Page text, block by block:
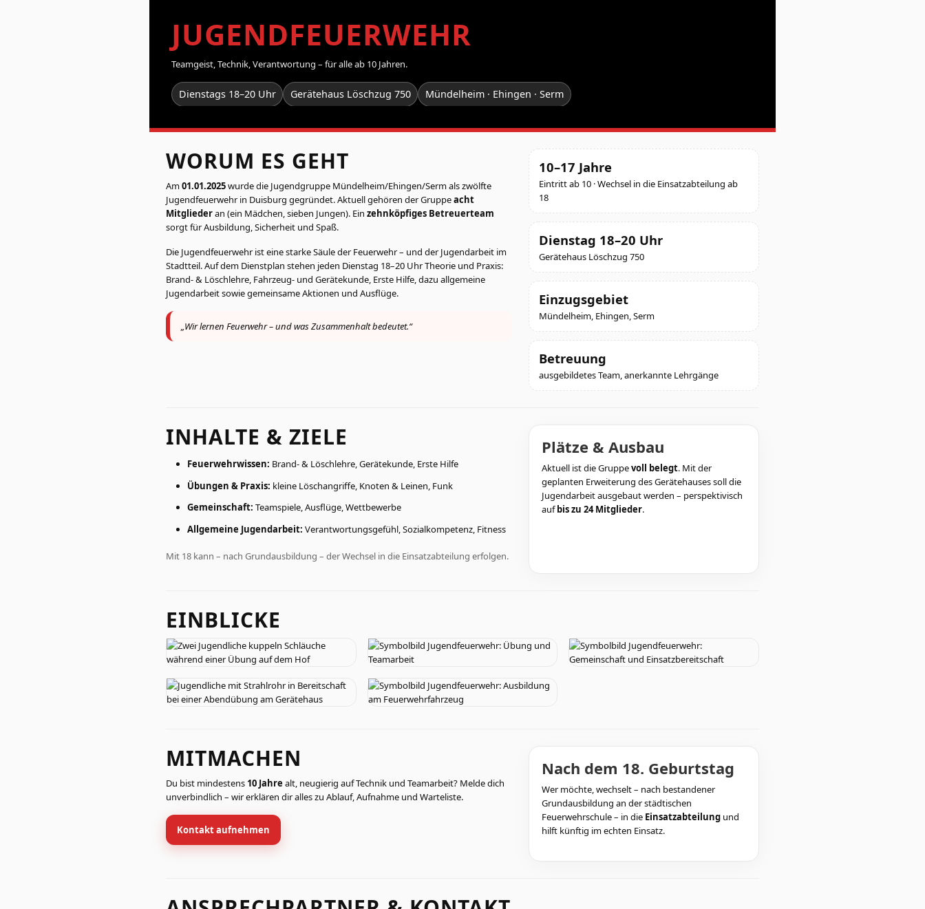
JUGENDFEUERWEHR
Teamgeist, Technik, Verantwortung – für alle ab 10 Jahren.
Dienstags 18–20 Uhr Gerätehaus Löschzug 750 Mündelheim · Ehingen · Serm
WORUM ES GEHT
Am01.01.2025wurde die Jugendgruppe Mündelheim/Ehingen/Serm als zwölfte
Jugendfeuerwehr in Duisburg gegründet. Aktuell gehören der Gruppeacht
Mitgliederan (ein Mädchen, sieben Jungen). Ein zehnköpfiges Betreuerteam
sorgt für Ausbildung, Sicherheit und Spaß.
Die Jugendfeuerwehr ist eine starke Säule der Feuerwehr – und der Jugendarbeit im
Stadtteil. Auf dem Dienstplan stehen jeden Dienstag 18–20 Uhr Theorie und Praxis:
Brand- & Löschlehre, Fahrzeug- und Gerätekunde, Erste Hilfe, dazu allgemeine
Jugendarbeit sowie gemeinsame Aktionen und Ausflüge.
„Wir lernen Feuerwehr – und was Zusammenhalt bedeutet.“
10–17 Jahre
Eintritt ab 10 · Wechsel in die Einsatzabteilung ab
18
Dienstag 18–20 Uhr
Gerätehaus Löschzug 750
Einzugsgebiet
Mündelheim, Ehingen, Serm
Betreuung
ausgebildetes Team, anerkannte Lehrgänge
INHALTE & ZIELE
Feuerwehrwissen: Brand- & Löschlehre, Gerätekunde, Erste Hilfe
Übungen & Praxis: kleine Löschangriffe, Knoten & Leinen, Funk
Gemeinschaft: Teamspiele, Ausflüge, Wettbewerbe
Allgemeine Jugendarbeit: Verantwortungsgefühl, Sozialkompetenz, Fitness
Mit 18 kann – nach Grundausbildung – der Wechsel in die Einsatzabteilung erfolgen.
Plätze & Ausbau
Aktuell ist die Gruppevoll belegt. Mit der
geplanten Erweiterung des Gerätehauses soll die
Jugendarbeit ausgebaut werden – perspektivisch
aufbis zu 24 Mitglieder.
EINBLICKE
MITMACHEN
Du bist mindestens 10 Jahre alt, neugierig auf Technik und Teamarbeit? Melde dich
unverbindlich – wir erklären dir alles zu Ablauf, Aufnahme und Warteliste.
Kontakt aufnehmen
Nach dem 18. Geburtstag
Wer möchte, wechselt – nach bestandener
Grundausbildung an der städtischen
Feuerwehrschule – in die Einsatzabteilungund
hilft künftig im echten Einsatz.